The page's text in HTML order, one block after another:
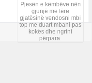
Pjesën e këmbëve nën
gjunjë me tërë
gjatësinë vendosni mbi
top me duart mbani pas
kokës dhe ngrini
përpara.